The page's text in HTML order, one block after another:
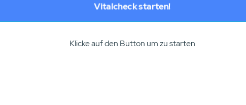
Vitalcheck starten!
Klicke auf den Button um zu starten